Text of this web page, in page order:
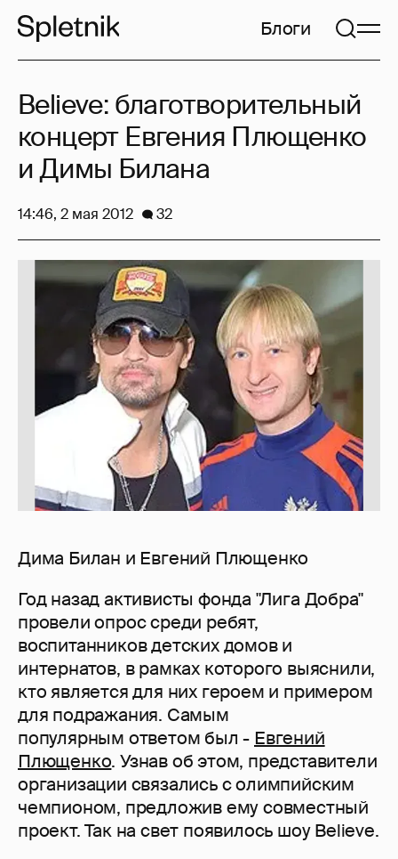
Блоги
Дима Билан и Евгений Плющенко
Год назад активисты фонда "Лига Добра"
провели опрос среди ребят,
воспитанников детских домов и
интернатов, в рамках которого выяснили,
кто является для них героем и примером
для подражания. Самым
популярным ответом был - Евгений
Плющенко. Узнав об этом, представители
организации связались с олимпийским
чемпионом, предложив ему совместный
проект. Так на свет появилось шоу Believe.
Believe: благотворительный
концерт Евгения Плющенко
и Димы Билана
14:46, 2 мая 2012 32